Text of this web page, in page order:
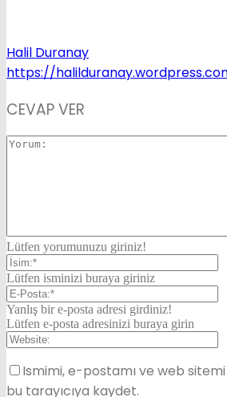
Halil Duranay
https://
CEVAP VER
Lütfen yorumunuzu giriniz!
Lütfen isminizi buraya giriniz
Yanlış bir e-posta adresi girdiniz!
Lütfen e-posta adresinizi buraya girin
Ismimi, e-postamı ve web
bu tarayıcıya kaydet.